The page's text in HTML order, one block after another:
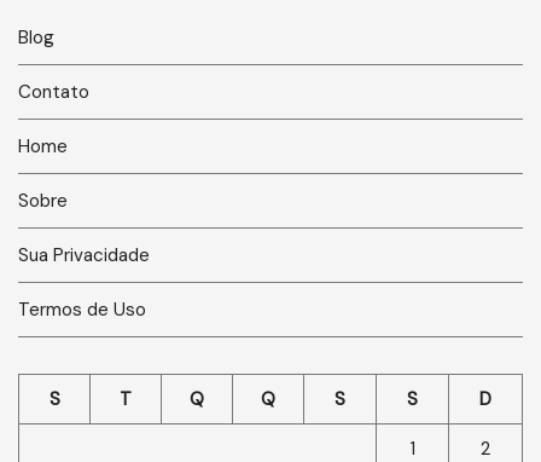
Blog
Contato
Home
Sobre
Sua Privacidade
Termos de Uso
S T Q Q S S D
1 2